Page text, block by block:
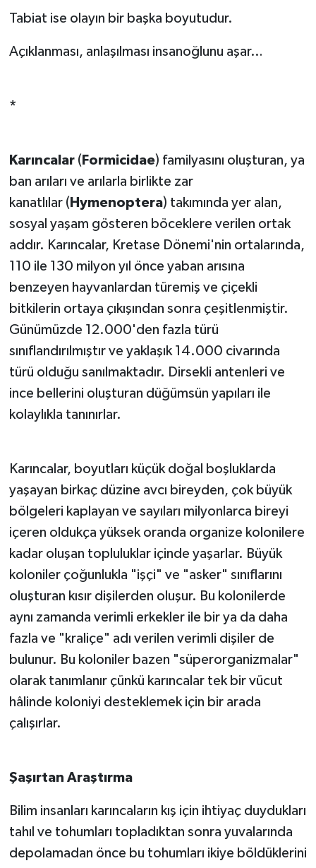
Tabiat ise olayın bir başka boyutudur.
Açıklanması, anlaşılması insanoğlunu aşar…
*
Karıncalar ( Formicidae) familyasını oluşturan, ya
ban arıları ve arılarla birlikte zar
kanatlılar ( Hymenoptera) takımında yer alan,
sosyal yaşam gösteren böceklere verilen ortak
addır. Karıncalar, Kretase Dönemi'nin ortalarında,
110 ile 130 milyon yıl önce yaban arısına
benzeyen hayvanlardan türemiş ve çiçekli
bitkilerin ortaya çıkışından sonra çeşitlenmiştir.
Günümüzde 12.000'den fazla türü
sınıflandırılmıştır ve yaklaşık 14.000 civarında
türü olduğu sanılmaktadır. Dirsekli antenleri ve
ince bellerini oluşturan düğümsün yapıları ile
kolaylıkla tanınırlar.
Karıncalar, boyutları küçük doğal boşluklarda
yaşayan birkaç düzine avcı bireyden, çok büyük
bölgeleri kaplayan ve sayıları milyonlarca bireyi
içeren oldukça yüksek oranda organize kolonilere
kadar oluşan topluluklar içinde yaşarlar. Büyük
koloniler çoğunlukla "işçi" ve "asker" sınıflarını
oluşturan kısır dişilerden oluşur. Bu kolonilerde
aynı zamanda verimli erkekler ile bir ya da daha
fazla ve "kraliçe" adı verilen verimli dişiler de
bulunur. Bu koloniler bazen "süperorganizmalar"
olarak tanımlanır çünkü karıncalar tek bir vücut
hâlinde koloniyi desteklemek için bir arada
çalışırlar.
Şaşırtan Araştırma
Bilim insanları karıncaların kış için ihtiyaç duydukları
tahıl ve tohumları topladıktan sonra yuvalarında
depolamadan önce bu tohumları ikiye böldüklerini